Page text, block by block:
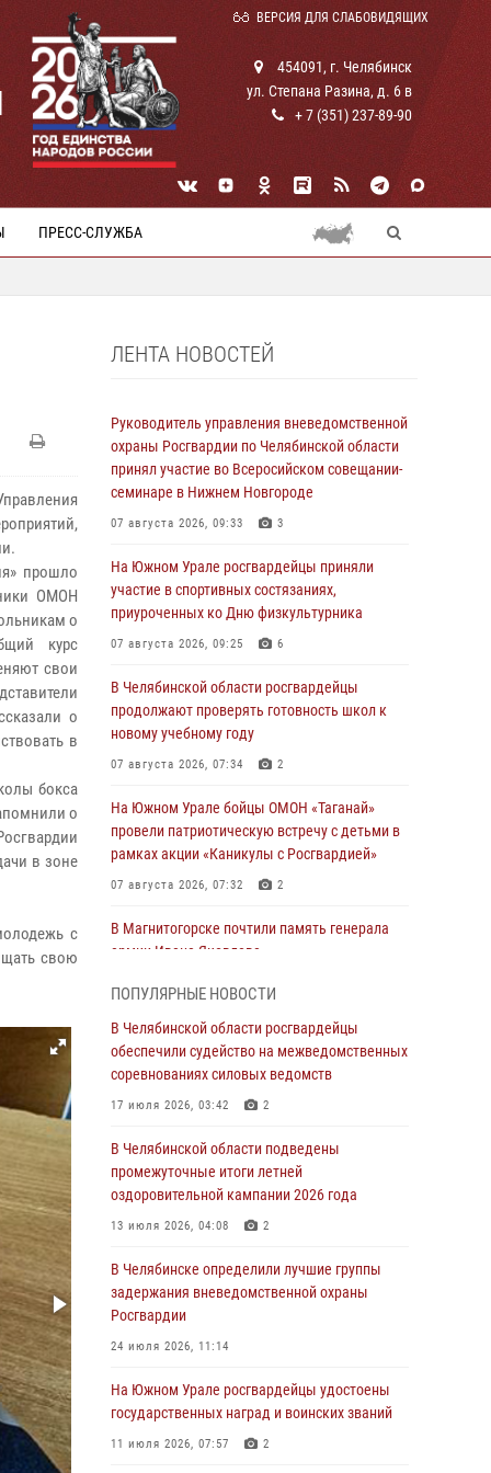
ВЕРСИЯ ДЛЯ СЛАБОВИДЯЩИХ
454091, г. Челябинск
ул. Степана Разина, д. 6 в
+ 7 (351) 237-89-90
ПРЕСС-СЛУЖБА
прошло
ОМОН
о
курс
свои
о
в
бокса
о
в зоне
с
свою
ЛЕНТА НОВОСТЕЙ
Руководитель управления вневедомственной
охраны Росгвардии по Челябинской области
принял участие во Всеросийском совещании-
семинаре в Нижнем Новгороде
07 августа 2026, 09:33 3
На Южном Урале росгвардейцы приняли
участие в спортивных состязаниях,
приуроченных ко Дню физкультурника
07 августа 2026, 09:25 6
В Челябинской области росгвардейцы
продолжают проверять готовность школ к
новому учебному году
07 августа 2026, 07:34 2
На Южном Урале бойцы ОМОН «Таганай»
провели патриотическую встречу с детьми в
рамках акции «Каникулы с Росгвардией»
07 августа 2026, 07:32 2
В Магнитогорске почтили память генерала
армии Ивана Яковлева
В Магнитогорске сотрудники Росгвардии
задержали рецидивиста за хищение алкоголя
из супермаркета
05 августа 2026, 06:06
На Южном Урале спецназ Росгвардии провел
военно-полевые сборы для кадетов
04 августа 2026, 10:03 1
воров в Челябинске
04 августа 2026, 10:00
На Южном Урале сотрудники Росгвардии
убийства
03 августа 2026, 11:41
ПОПУЛЯРНЫЕ НОВОСТИ
В Челябинской области росгвардейцы
обеспечили судейство на межведомственных
соревнованиях силовых ведомств
17 июля 2026, 03:42 2
В Челябинской области подведены
промежуточные итоги летней
оздоровительной кампании 2026 года
13 июля 2026, 04:08 2
В Челябинске определили лучшие группы
задержания вневедомственной охраны
Росгвардии
24 июля 2026, 11:14
На Южном Урале росгвардейцы удостоены
государственных наград и воинских званий
11 июля 2026, 07:57 2